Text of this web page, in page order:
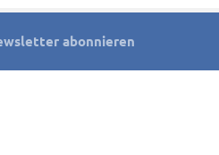
abonnieren